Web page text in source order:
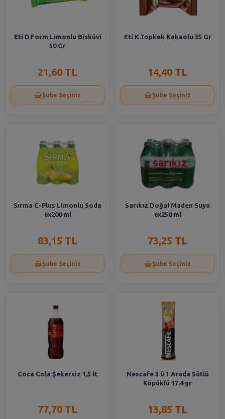
Eti D.Form Limonlu Bisküvi
50 Gr
21,60 TL
Şube Seçiniz
Eti K.Topkek Kakaolu 35 Gr
14,40 TL
Şube Seçiniz
Sırma C-Plus Limonlu Soda
6x200 ml
83,15 TL
Şube Seçiniz
Sarıkız Doğal Maden Suyu
6x250 ml
73,25 TL
Şube Seçiniz
Coca Cola Şekersiz 1,5 lt
77,70 TL
Nescafe 3 ü 1 Arada Sütlü
Köpüklü 17.4 gr
13,85 TL